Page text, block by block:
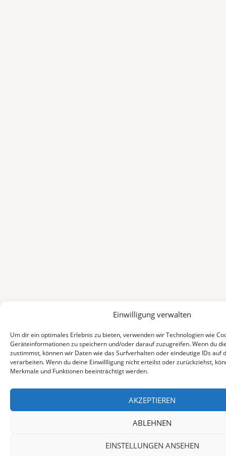
Einwilligung verwalten
Um dir ein optimales Erlebnis zu bieten, verwenden wir Technologien wie
Geräteinformationen zu speichern und/oder darauf zuzugreifen. Wenn du
zustimmst, können wir Daten wie das Surfverhalten oder eindeutige IDs auf
verarbeiten. Wenn du deine Einwillligung nicht erteilst oder zurückziehst,
Merkmale und Funktionen beeinträchtigt werden.
AKZEPTIEREN
ABLEHNEN
EINSTELLUNGEN ANSEHEN